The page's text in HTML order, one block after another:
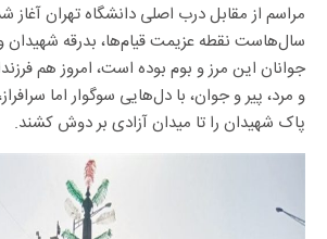
مراسم از مقابل درب اصلی دانشگاه تهران
سال‌هاست نقطه عزیمت قیام‌ها، بدرقه شهیدان
جوانان این مرز و بوم بوده است، امروز هم
و مرد، پیر و جوان، با دل‌هایی سوگوار اما
پاک شهیدان را تا میدان آزادی بر دوش کشند.